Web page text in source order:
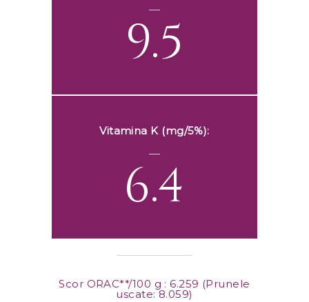
9.5
Vitamina K (mg/5%):
6.4
Scor ORAC**/100 g : 6.259 (Prunele
uscate: 8.059)